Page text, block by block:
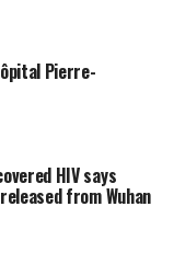
d’œuvre
personnes qui le
sans emplois,
travailler sur
sans pénalité sur
hors quota
pour les
Pierre-
HIV says
from Wuhan